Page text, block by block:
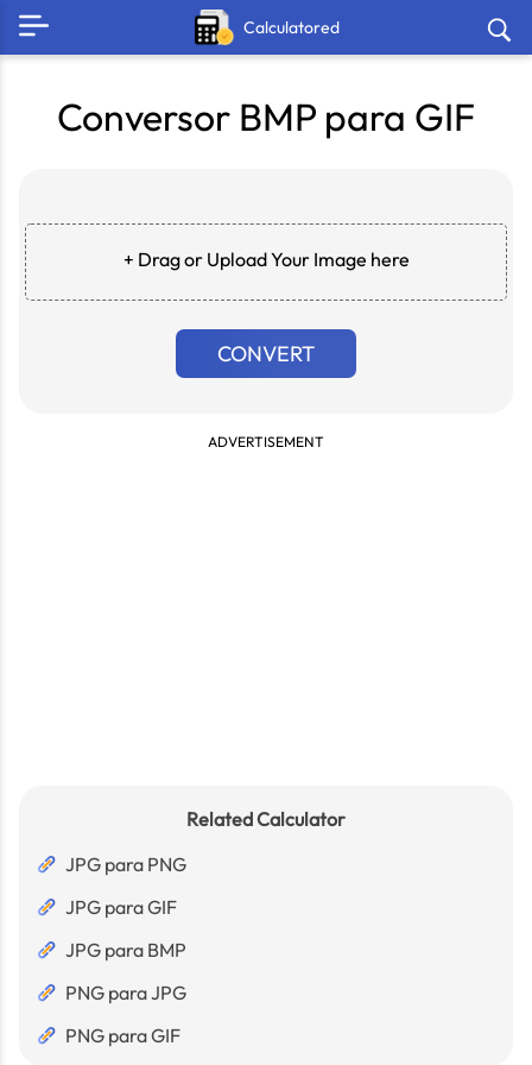
Calculatored
Conversor BMP para GIF
+ Drag or Upload Your Image here
CONVERT
ADVERTISEMENT
Related Calculator
JPG para PNG
JPG para GIF
JPG para BMP
PNG para JPG
PNG para GIF